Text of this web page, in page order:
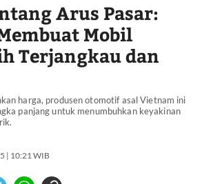
Arus Pasar:
Mobil
Terjangkau dan
harga, produsen otomotif asal Vietnam ini
panjang untuk menumbuhkan keyakinan
| 10:21 WIB